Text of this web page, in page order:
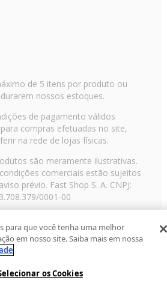
de 5 itens por produto ou
nossos estoques.
de pagamento válidos
compras efetuadas no site,
na rede de lojas físicas.
são meramente ilustrativas.
comerciais estão sujeitos
prévio. Fast Shop S. A. CNPJ:
0001-00
001, Telefone: 11 3003-3728 ©
Todos os direitos reservadosRF
para que você tenha uma melhor
em nosso site. Saiba mais em nossa
os Cookies